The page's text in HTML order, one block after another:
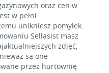
oraz cen w
w pełni
unikniesz pomyłek.
Sellasist masz
zdjęć,
są one
przez hurtownię